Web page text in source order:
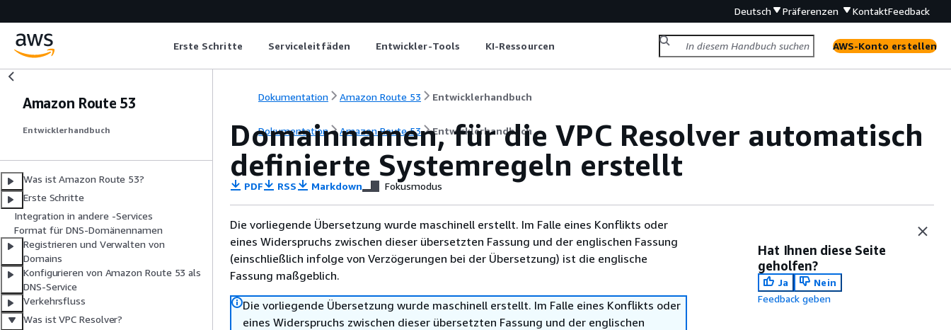
Deutsch Präferenzen KontaktFeedback
Erste Schritte Serviceleitfäden Entwickler-Tools KI-Ressourcen AWS-Konto erstellen
Amazon Route 53
Entwicklerhandbuch
Was ist Amazon Route 53?
Erste Schritte
Integration in andere -Services
Format für DNS-Domänennamen
Registrieren und Verwalten von
Domains
Konfigurieren von Amazon Route 53 als
DNS-Service
Verkehrsfluss
Was ist VPC Resolver?
Dokumentation Amazon Route 53 Entwicklerhandbuch
Dokumentation Amazon Route 53 Entwicklerhandbuch
Domainnamen, für die VPC Resolver automatisch
definierte Systemregeln erstellt
PDF RSS Markdown Fokusmodus
Die vorliegende Übersetzung wurde maschinell erstellt. Im Falle eines Konflikts oder
eines Widerspruchs zwischen dieser übersetzten Fassung und der englischen Fassung
(einschließlich infolge von Verzögerungen bei der Übersetzung) ist die englische
Fassung maßgeblich.
Die vorliegende Übersetzung wurde maschinell erstellt. Im Falle eines Konflikts oder
eines Widerspruchs zwischen dieser übersetzten Fassung und der englischen
Hat Ihnen diese Seite
geholfen?
Ja
Nein
Feedback geben